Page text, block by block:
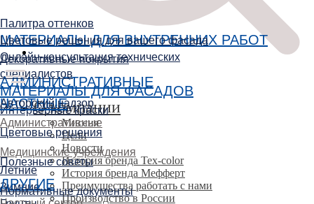
О компании
Миссия
Цели
Новости
История бренда Tex-color
История бренда Мефферт
Преимущества работать с нами
Производство в России
МАТЕРИАЛЫ ДЛЯ ВНУТРЕННИХ РАБОТ
Декоративные покрытия
МАТЕРИАЛЫ ДЛЯ ФАСАДОВ
Интерьерные краски
Летние
Зимние
АДМИНИСТРАТИВНЫЕ
ЧАСТНЫЕ
Административные
Медицинские учреждения
ДРУГИЕ
Палитра оттенков
Цветовые решения для вашего фасада
Онлайн-консультация технических
специалистов
Авторский надзор
Цветовые решения
Полезные советы
Нормативные документы